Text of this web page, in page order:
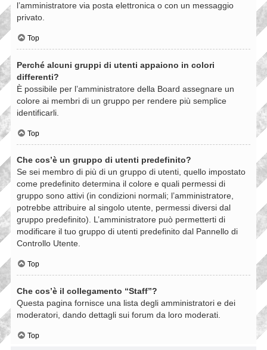
l’amministratore via posta elettronica o con un messaggio
privato.
Top
Perché alcuni gruppi di utenti appaiono in colori
differenti?
È possibile per l’amministratore della Board assegnare un
colore ai membri di un gruppo per rendere più semplice
identificarli.
Top
Che cos’è un gruppo di utenti predefinito?
Se sei membro di più di un gruppo di utenti, quello impostato
come predefinito determina il colore e quali permessi di
gruppo sono attivi (in condizioni normali; l’amministratore,
potrebbe attribuire al singolo utente, permessi diversi dal
gruppo predefinito). L’amministratore può permetterti di
modificare il tuo gruppo di utenti predefinito dal Pannello di
Controllo Utente.
Top
Che cos’è il collegamento “Staff”?
Questa pagina fornisce una lista degli amministratori e dei
moderatori, dando dettagli sui forum da loro moderati.
Top